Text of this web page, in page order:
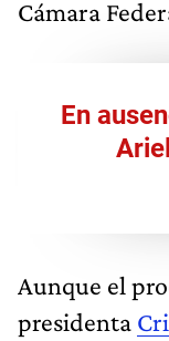
Cámara
En
Aunque el
presidenta